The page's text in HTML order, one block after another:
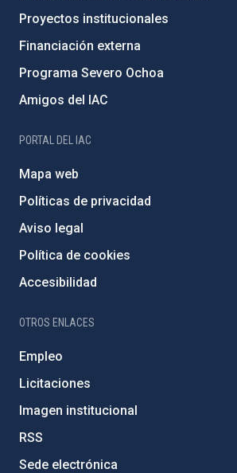
Proyectos institucionales
Financiación externa
Programa Severo Ochoa
Amigos del IAC
PORTAL DEL IAC
Mapa web
Políticas de privacidad
Aviso legal
Política de cookies
Accesibilidad
OTROS ENLACES
Empleo
Licitaciones
Imagen institucional
RSS
Sede electrónica